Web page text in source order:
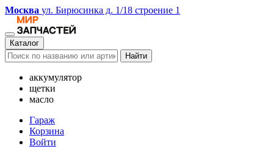
Москва ул. Бирюсинка д. 1/18 строение 1
Каталог
Найти
аккумулятор
щетки
масло
Гараж
Корзина
Войти